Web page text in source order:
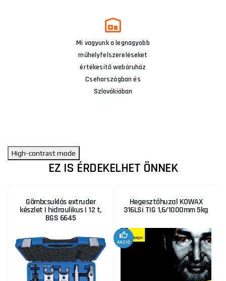
Mi vagyunk a legnagyobb
műhelyfelszereléseket
értékesítő webáruház
Csehországban és
Szlovákiában
High-contrast mode
EZ IS ÉRDEKELHET ÖNNEK
Gömbcsuklós extruder
készlet | hidraulikus | 12 t,
BGS 6645
Hegesztőhuzal KOWAX
316LSi TIG 1,6/1000mm 5kg
AKCIÓ